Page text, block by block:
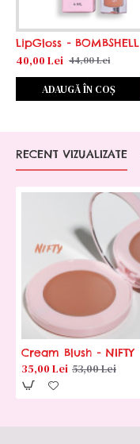
LipGloss - BOMBSHELL
40,00 Lei 44,00 Lei
ADAUGĂ ÎN COŞ
RECENT VIZUALIZATE
Cream Blush - NIFTY
35,00 Lei 53,00 Lei